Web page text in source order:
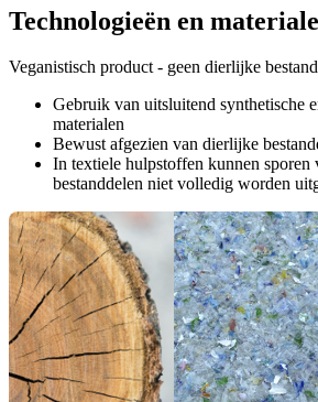
Technologieën en
Veganistisch product - geen dierlijke
Gebruik van uitsluitend synthetische
materialen
Bewust afgezien van dierlijke
In textiele hulpstoffen kunnen sporen
bestanddelen niet volledig worden